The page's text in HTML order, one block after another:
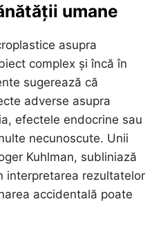
umane
asupra
complex și încă în
sugerează că
adverse asupra
efectele endocrine sau
necunoscute. Unii
Kuhlman, subliniază
interpretarea rezultatelor
accidentală poate